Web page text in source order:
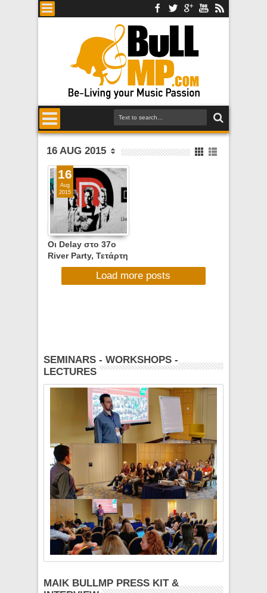
16 AUG 2015
Οι Delay στο 37o
River Party, Τετάρτη
19 Αυγούστου 2015,
16
Aug
2015
Load more posts
SEMINARS - WORKSHOPS -
LECTURES
MAIK BULLMP PRESS KIT &